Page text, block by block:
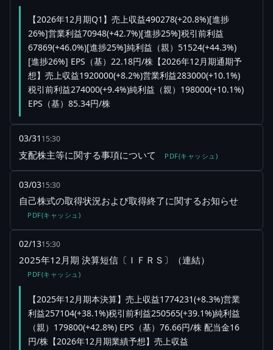
【2026年12月期Q1】売上収益490278(+20.8%)[進捗
26%]営業利益70948(+42.7%)[進捗25%]税引前利益
67869(+46.0%)[進捗25%]純利益（親）51524(+44.3%)
[進捗26%] EPS（基）22.18円/株【2026年12月期通期予
想】売上収益1920000(+8.2%)営業利益283000(+10.1%)
税引前利益274000(+9.4%)純利益（親）198000(+10.1%)
EPS（基）85.34円/株
03/31 15:30
支配株主等に関する事項について PDF(キャッシュ)
03/0315:30
自己株式の取得状況および取得終了に関するお知らせ
PDF(キャッシュ)
02/1315:30
2025年12月期 決算短信〔ＩＦＲＳ〕（連結）
PDF(キャッシュ)
【2025年12月期本決算】売上収益1774231(+8.3%)営業
利益257104(+38.1%)税引前利益250565(+39.1%)純利益
（親）179800(+42.8%) EPS（基）76.66円/株 配当金16
円/株【2026年12月期業績予想】売上収益